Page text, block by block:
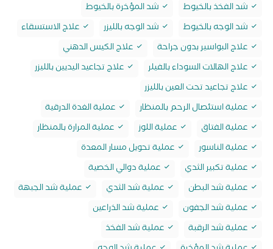
شد الفخذ بالخيوط
شد المؤخرة بالخيوط
شد الوجه بالخيوط
شد الوجه بالليزر
علاج الاستسقاء
علاج البواسير بدون جراحة
علاج الكيس الدهني
علاج الهالات السوداء بالفيلر
علاج تجاعيد اليديين بالليزر
علاج تجاعيد تحت العين بالليزر
عملية استئصال الرحم بالمنظار
عملية الغدة الدرقية
عملية الفتاق
عملية اللوز
عملية المرارة بالمنظار
عملية الناسور
عملية تحويل مسار المعدة
عملية تكبير الثدي
عملية دوالي الخصية
عملية شد البطن
عملية شد الثدي
عملية شد الجبهة
عملية شد الجفون
عملية شد الذراعين
عملية شد الرقبة
عملية شد الفخذ